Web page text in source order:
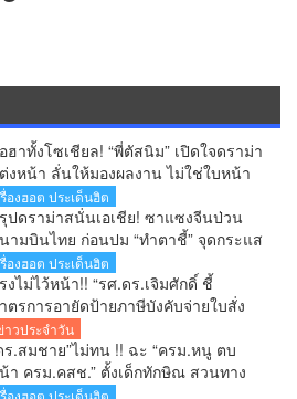
ฮาทั้งโซเชียล! “พี่ตัสนิม” เปิดใจดราม่า
งหน้า ลั่นให้มองผลงาน ไม่ใช่ใบหน้า
ตือนคอมเมนต์เกินเลยระวังผิดกฎหมาย
รื่องฮอต ประเด็นฮิต
ปดราม่าสนั่นเอเชีย! ซาแซงจีนป่วน
ามบินไทย ก่อนปม “ทำตาชี้” จุดกระแส
ดือดข้ามประเทศ
รื่องฮอต ประเด็นฮิต
งไม่ไว้หน้า!! “รศ.ดร.เจิมศักดิ์ ชี้
ตรการอายัดป้ายภาษีบังคับจ่ายใบสั่ง
ฐกำลังลงโทษประชาชนก่อนศาลตัดสิน
าวประจำวัน
ร.สมชาย”ไม่ทน !! ฉะ “ครม.หนู ตบ
า ครม.คสช.” ตั้งเด็กทักษิณ สวนทาง
ฏิรูปประเทศ-ยุทธศาสตร์ชาติ